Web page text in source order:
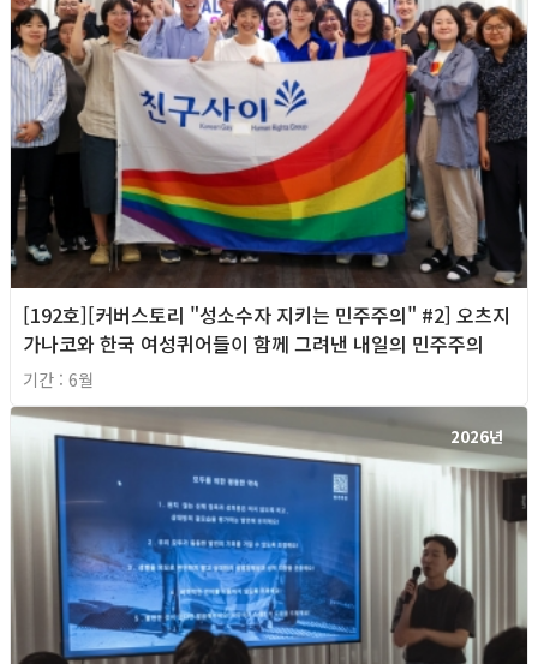
[192호][커버스토리 "성소수자 지키는 민주주의" #2] 오츠지
가나코와 한국 여성퀴어들이 함께 그려낸 내일의 민주주의
기간 : 6월
2026년